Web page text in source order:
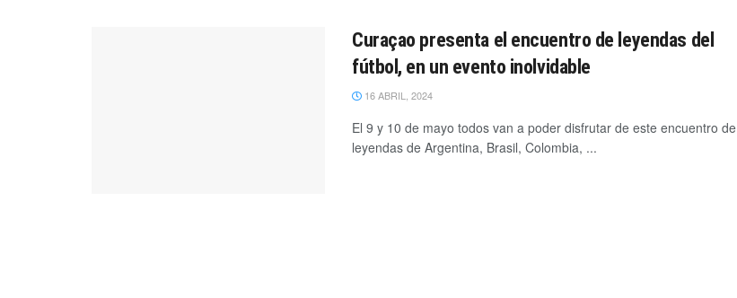
Curaçao presenta el encuentro de leyendas del
fútbol, en un evento inolvidable
16 ABRIL, 2024
El 9 y 10 de mayo todos van a poder disfrutar de este encuentro de
leyendas de Argentina, Brasil, Colombia, ...